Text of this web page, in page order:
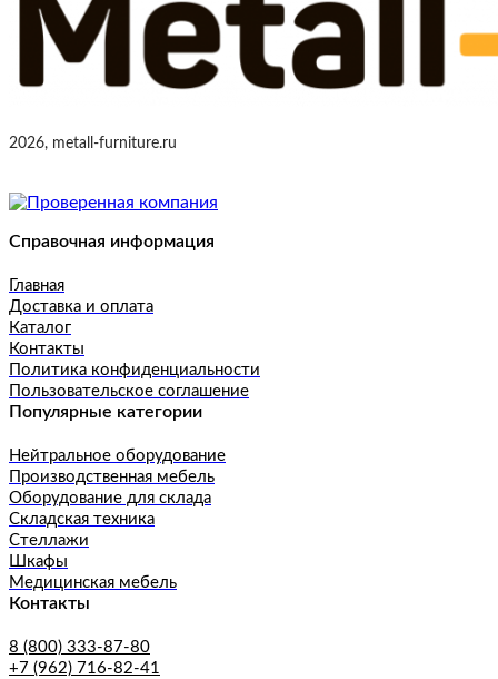
2026, metall-furniture.ru
Справочная информация
Главная
Доставка и оплата
Каталог
Контакты
Политика конфиденциальности
Пользовательское соглашение
Популярные категории
Нейтральное оборудование
Производственная мебель
Оборудование для склада
Складская техника
Стеллажи
Шкафы
Медицинская мебель
Контакты
8 (800) 333-87-80
+7 (962) 716-82-41